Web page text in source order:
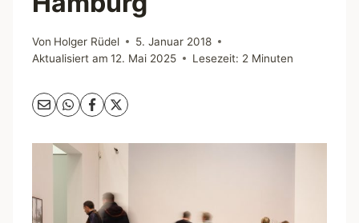
Von Holger Rüdel
5. Januar 2018
Aktualisiert am 12. Mai 2025 Lesezeit: 2 Minuten